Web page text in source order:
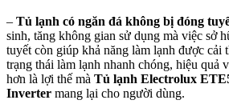
– Tủ lạnh có ngăn đá không bị đóng
sinh, tăng không gian sử dụng mà việc sở
tuyết còn giúp khả năng làm lạnh được cải
trạng thái làm lạnh nhanh chóng, hiệu quả
hơn là lợi thế mà Tủ lạnh Electrolux
Inverter mang lại cho người dùng.